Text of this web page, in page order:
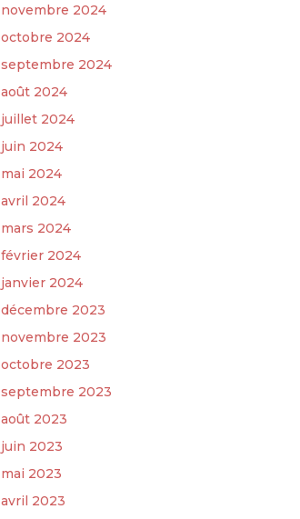
novembre 2024
octobre 2024
septembre 2024
août 2024
juillet 2024
juin 2024
mai 2024
avril 2024
mars 2024
février 2024
janvier 2024
décembre 2023
novembre 2023
octobre 2023
septembre 2023
août 2023
juin 2023
mai 2023
avril 2023